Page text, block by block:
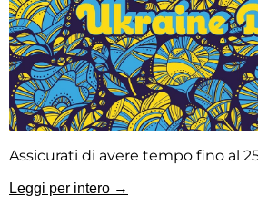
Assicurati di avere tempo fino al
Leggi per intero →